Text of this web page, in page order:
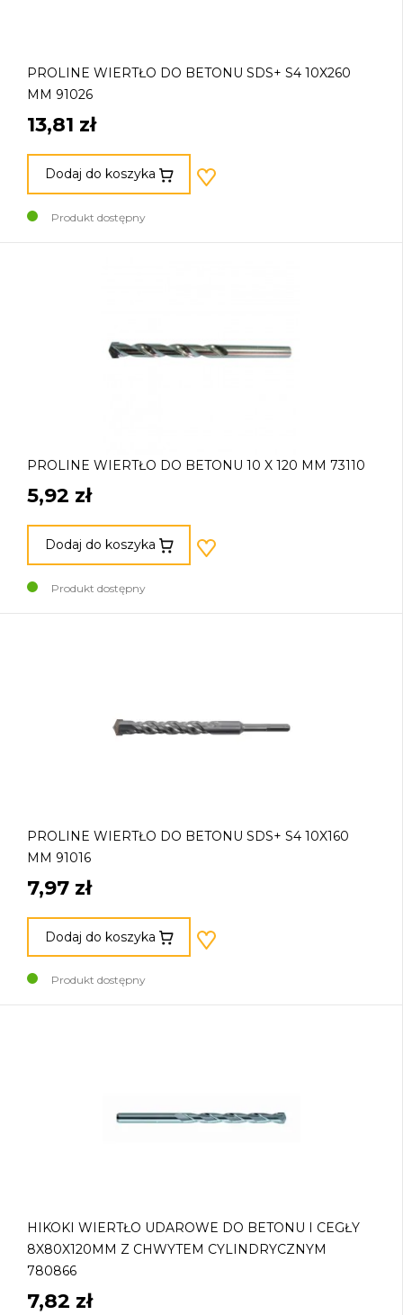
PROLINE WIERTŁO DO BETONU SDS+ S4 10X260
MM 91026
13,81 zł
Dodaj do koszyka
Produkt dostępny
PROLINE WIERTŁO DO BETONU 10 X 120 MM 73110
5,92 zł
Dodaj do koszyka
Produkt dostępny
PROLINE WIERTŁO DO BETONU SDS+ S4 10X160
MM 91016
7,97 zł
Dodaj do koszyka
Produkt dostępny
HIKOKI WIERTŁO UDAROWE DO BETONU I CEGŁY
8X80X120MM Z CHWYTEM CYLINDRYCZNYM
780866
7,82 zł